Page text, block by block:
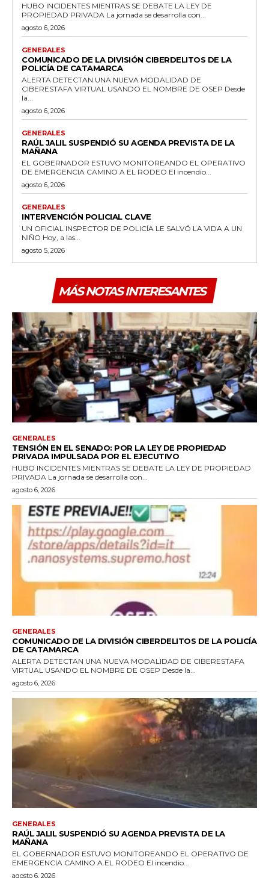
HUBO INCIDENTES MIENTRAS SE DEBATE LA LEY DE
PROPIEDAD PRIVADA La jornada se desarrolla con...
agosto 6, 2026
GENERALES
COMUNICADO DE LA DIVISIÓN CIBERDELITOS DE LA
POLICÍA DE CATAMARCA
ALERTA DETECTAN UNA NUEVA MODALIDAD DE
CIBERESTAFA VIRTUAL USANDO EL NOMBRE DE OSEP Desde
la...
agosto 6, 2026
GENERALES
RAÚL JALIL SUSPENDIÓ SU AGENDA PREVISTA DE LA
MAÑANA
EL GOBERNADOR ESTUVO MONITOREANDO EL OPERATIVO
DE EMERGENCIA CAMINO A EL RODEO El incendio...
agosto 6, 2026
GENERALES
INTERVENCIÓN POLICIAL CLAVE
UN OFICIAL INSPECTOR DE POLICÍA LE SALVÓ LA VIDA A UN
NIÑO Hoy, a las...
agosto 5, 2026
MÁS NOTAS INTERESANTES
GENERALES
TENSIÓN EN EL SENADO: POR LA LEY DE PROPIEDAD
PRIVADA IMPULSADA POR EL EJECUTIVO
HUBO INCIDENTES MIENTRAS SE DEBATE LA LEY DE PROPIEDAD
PRIVADA La jornada se desarrolla con...
agosto 6, 2026
GENERALES
COMUNICADO DE LA DIVISIÓN CIBERDELITOS DE LA POLICÍA
DE CATAMARCA
ALERTA DETECTAN UNA NUEVA MODALIDAD DE CIBERESTAFA
VIRTUAL USANDO EL NOMBRE DE OSEP Desde la...
agosto 6, 2026
GENERALES
RAÚL JALIL SUSPENDIÓ SU AGENDA PREVISTA DE LA
MAÑANA
EL GOBERNADOR ESTUVO MONITOREANDO EL OPERATIVO DE
EMERGENCIA CAMINO A EL RODEO El incendio...
agosto 6, 2026